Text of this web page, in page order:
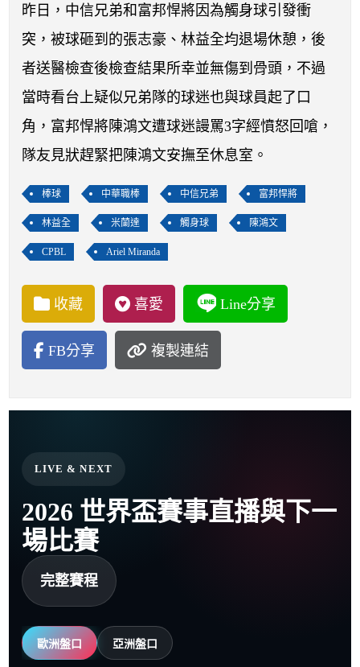
運彩教學專區
昨日，中信兄弟和富邦悍將因為觸身球引發衝
突，被球砸到的張志豪、林益全均退場休憩，後
者送醫檢查後檢查結果所幸並無傷到骨頭，不過
當時看台上疑似兄弟隊的球迷也與球員起了口
角，富邦悍將陳鴻文遭球迷謾罵3字經憤怒回嗆，
隊友見狀趕緊把陳鴻文安撫至休息室。
棒球 中華職棒 中信兄弟 富邦悍將
林益全 米蘭達 觸身球 陳鴻文
CPBL Ariel Miranda
收藏 喜愛 Line分享
FB分享 複製連結
LIVE & NEXT
2026 世界盃賽事直播與下一
場比賽
完整賽程
歐洲盤口 亞洲盤口